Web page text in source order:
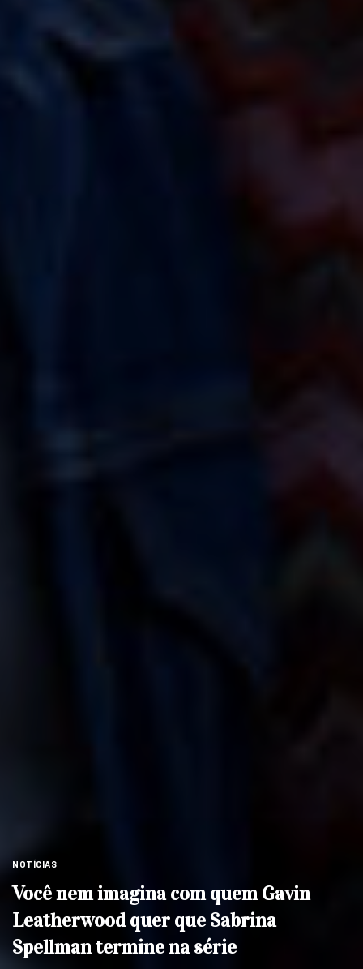
NOTÍCIAS
Você nem imagina com quem Gavin
Leatherwood quer que Sabrina
Spellman termine na série